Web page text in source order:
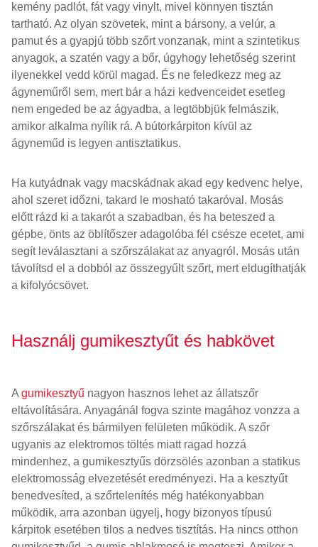
kemény padlót, fát vagy vinylt, mivel könnyen tisztán
tartható. Az olyan szövetek, mint a bársony, a velúr, a
pamut és a gyapjú több szőrt vonzanak, mint a szintetikus
anyagok, a szatén vagy a bőr, úgyhogy lehetőség szerint
ilyenekkel vedd körül magad. És ne feledkezz meg az
ágyneműről sem, mert bár a házi kedvenceidet esetleg
nem engeded be az ágyadba, a legtöbbjük felmászik,
amikor alkalma nyílik rá. A bútorkárpiton kívül az
ágyneműd is legyen antisztatikus.
Ha kutyádnak vagy macskádnak akad egy kedvenc helye,
ahol szeret időzni, takard le mosható takaróval. Mosás
előtt rázd ki a takarót a szabadban, és ha beteszed a
gépbe, önts az öblítőszer adagolóba fél csésze ecetet, ami
segít leválasztani a szőrszálakat az anyagról. Mosás után
távolítsd el a dobból az összegyűlt szőrt, mert eldugíthatják
a kifolyócsövet.
Használj gumikesztyűt és habkövet
A gumikesztyű nagyon hasznos lehet az állatszőr
eltávolítására. Anyagánál fogva szinte magához vonzza a
szőrszálakat és bármilyen felületen működik. A szőr
ugyanis az elektromos töltés miatt ragad hozzá
mindenhez, a gumikesztyűs dörzsölés azonban a statikus
elektromosság elvezetését eredményezi. Ha a kesztyűt
benedvesíted, a szőrtelenítés még hatékonyabban
működik, arra azonban ügyelj, hogy bizonyos típusú
kárpitok esetében tilos a nedves tisztítás. Ha nincs otthon